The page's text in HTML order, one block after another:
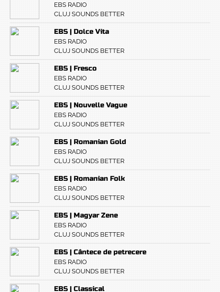
EBS RADIO
CLUJ SOUNDS BETTER
EBS | Dolce Vita
EBS RADIO
CLUJ SOUNDS BETTER
EBS | Fresco
EBS RADIO
CLUJ SOUNDS BETTER
EBS | Nouvelle Vague
EBS RADIO
CLUJ SOUNDS BETTER
EBS | Romanian Gold
EBS RADIO
CLUJ SOUNDS BETTER
EBS | Romanian Folk
EBS RADIO
CLUJ SOUNDS BETTER
EBS | Magyar Zene
EBS RADIO
CLUJ SOUNDS BETTER
EBS | Cântece de petrecere
EBS RADIO
CLUJ SOUNDS BETTER
EBS | Classical